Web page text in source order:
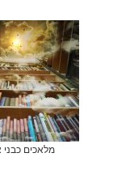
מלאכים